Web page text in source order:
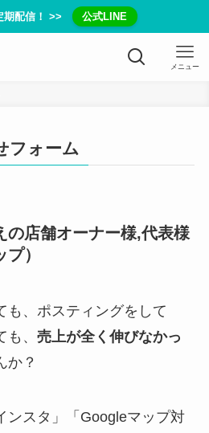
期配信！ >> 公式LINE
メニュー
フォーム
の店舗オーナー様,代表様
）
も、ポスティングをして
、 売上が全く伸びなかっ
か？
ンスタ」「Googleマップ対